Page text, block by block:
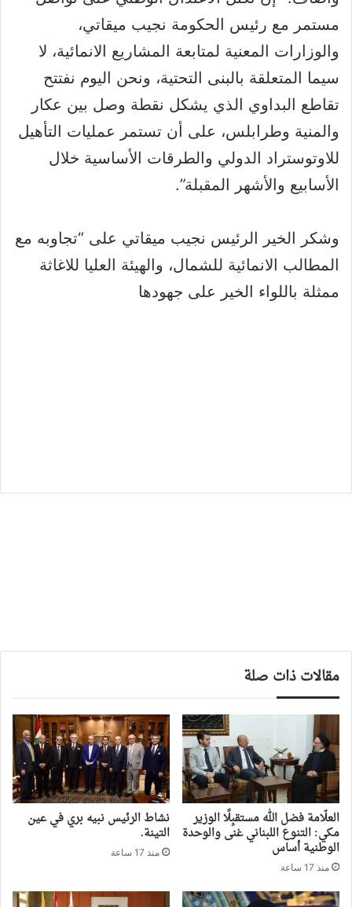
مستمر مع رئيس الحكومة نجيب ميقاتي،
والوزارات المعنية لمتابعة المشاريع الانمائية، لا
سيما المتعلقة بالبنى التحتية، ونحن اليوم نفتتح
تقاطع البداوي الذي يشكل نقطة وصل بين عكار
والمنية وطرابلس، على أن تستمر عمليات التأهيل
للاوتوستراد الدولي والطرقات الأساسية خلال
الأسابيع والأشهر المقبلة”.
وشكر الخير الرئيس نجيب ميقاتي على “تجاوبه مع
المطالب الانمائية للشمال، والهيئة العليا للاغاثة
ممثلة باللواء الخير على جهودها
مقالات ذات صلة
العلّامة فضل الله مستقبِلًا الوزير
مكي: التنوع اللبناني غنى والوحدة
الوطنية أساس
منذ 17 ساعة
نشاط الرئيس نبيه بري في عين
التينة.
منذ 17 ساعة